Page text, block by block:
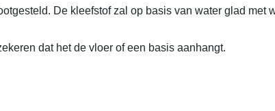
De kleefstof zal op basis van water glad met
dat het de vloer of een basis aanhangt.